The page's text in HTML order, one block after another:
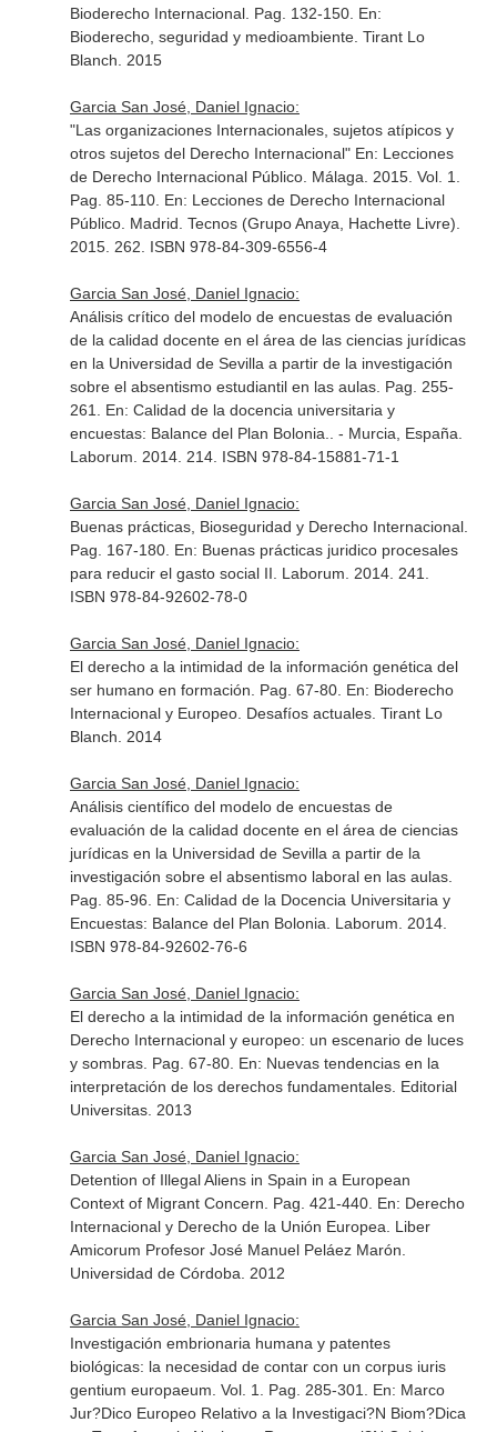
Bioderecho Internacional. Pag. 132-150. En:
Bioderecho, seguridad y medioambiente. Tirant Lo
Blanch. 2015
Garcia San José, Daniel Ignacio:
"Las organizaciones Internacionales, sujetos atípicos y
otros sujetos del Derecho Internacional" En: Lecciones
de Derecho Internacional Público. Málaga. 2015. Vol. 1.
Pag. 85-110. En: Lecciones de Derecho Internacional
Público. Madrid. Tecnos (Grupo Anaya, Hachette Livre).
2015. 262. ISBN 978-84-309-6556-4
Garcia San José, Daniel Ignacio:
Análisis crítico del modelo de encuestas de evaluación
de la calidad docente en el área de las ciencias jurídicas
en la Universidad de Sevilla a partir de la investigación
sobre el absentismo estudiantil en las aulas. Pag. 255-
261. En: Calidad de la docencia universitaria y
encuestas: Balance del Plan Bolonia.
. - Murcia, España.
Laborum. 2014. 214. ISBN 978-84-15881-71-1
Garcia San José, Daniel Ignacio:
Buenas prácticas, Bioseguridad y Derecho Internacional.
Pag. 167-180. En: Buenas prácticas juridico procesales
para reducir el gasto social II . Laborum. 2014. 241.
ISBN 978-84-92602-78-0
Garcia San José, Daniel Ignacio:
El derecho a la intimidad de la información genética del
ser humano en formación. Pag. 67-80. En: Bioderecho
Internacional y Europeo. Desafíos actuales. Tirant Lo
Blanch. 2014
Garcia San José, Daniel Ignacio:
Análisis científico del modelo de encuestas de
evaluación de la calidad docente en el área de ciencias
jurídicas en la Universidad de Sevilla a partir de la
investigación sobre el absentismo laboral en las aulas.
Pag. 85-96. En: Calidad de la Docencia Universitaria y
Encuestas: Balance del Plan Bolonia . Laborum. 2014.
ISBN 978-84-92602-76-6
Garcia San José, Daniel Ignacio:
El derecho a la intimidad de la información genética en
Derecho Internacional y europeo: un escenario de luces
y sombras. Pag. 67-80. En: Nuevas tendencias en la
interpretación de los derechos fundamentales. Editorial
Universitas. 2013
Garcia San José, Daniel Ignacio:
Detention of Illegal Aliens in Spain in a European
Context of Migrant Concern. Pag. 421-440. En: Derecho
Internacional y Derecho de la Unión Europea. Liber
Amicorum Profesor José Manuel Peláez Marón
Universidad de Córdoba. 2012
Garcia San José, Daniel Ignacio:
Investigación embrionaria humana y patentes
biológicas: la necesidad de contar con un corpus iuris
gentium europaeum. Vol. 1. Pag. 285-301. En: Marco
Jur?Dico Europeo Relativo a la Investigaci?N Biom?Dica